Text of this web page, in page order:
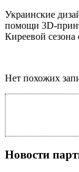
Украинские
помощи 3D-
Киреевой
Нет похожих
Новости